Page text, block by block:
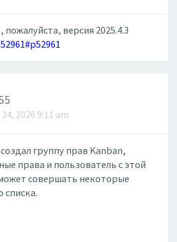
версия 2025.4.3
2026 9:11 am
группу прав Kanban,
права и пользователь с этой
совершать некоторые
списка.